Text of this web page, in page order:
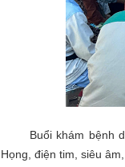
Buổi khám bệnh
Họng, điện tim, siêu